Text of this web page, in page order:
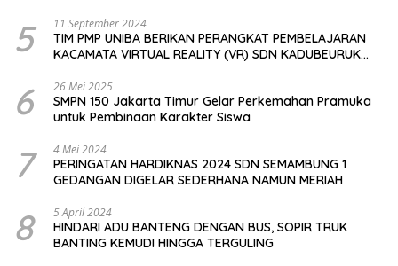
5 11 September 2024
TIM PMP UNIBA BERIKAN PERANGKAT PEMBELAJARAN
KACAMATA VIRTUAL REALITY (VR) SDN KADUBEURUK
6 26 Mei 2025
SMPN 150 Jakarta Timur Gelar Perkemahan Pramuka
untuk Pembinaan Karakter Siswa
7 4 Mei 2024
PERINGATAN HARDIKNAS 2024 SDN SEMAMBUNG 1
GEDANGAN DIGELAR SEDERHANA NAMUN MERIAH
8 5 April 2024
HINDARI ADU BANTENG DENGAN BUS, SOPIR TRUK
BANTING KEMUDI HINGGA TERGULING